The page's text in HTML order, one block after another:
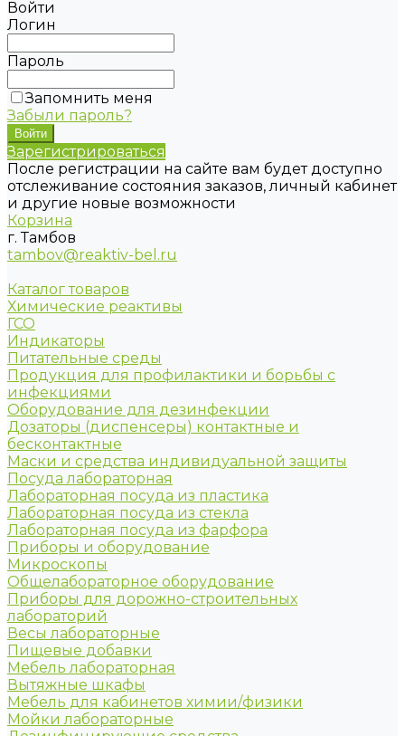
Войти
Логин
Пароль
Запомнить меня
Забыли пароль?
Зарегистрироваться
После регистрации на сайте вам будет доступно
отслеживание состояния заказов, личный кабинет
и другие новые возможности
Корзина
г. Тамбов
tambov@reaktiv-bel.ru
Каталог товаров
Химические реактивы
ГСО
Индикаторы
Питательные среды
Продукция для профилактики и борьбы с
инфекциями
Оборудование для дезинфекции
Дозаторы (диспенсеры) контактные и
бесконтактные
Маски и средства индивидуальной защиты
Посуда лабораторная
Лабораторная посуда из пластика
Лабораторная посуда из стекла
Лабораторная посуда из фарфора
Приборы и оборудование
Микроскопы
Общелабораторное оборудование
Приборы для дорожно-строительных
лабораторий
Весы лабораторные
Пищевые добавки
Мебель лабораторная
Вытяжные шкафы
Мебель для кабинетов химии/физики
Мойки лабораторные